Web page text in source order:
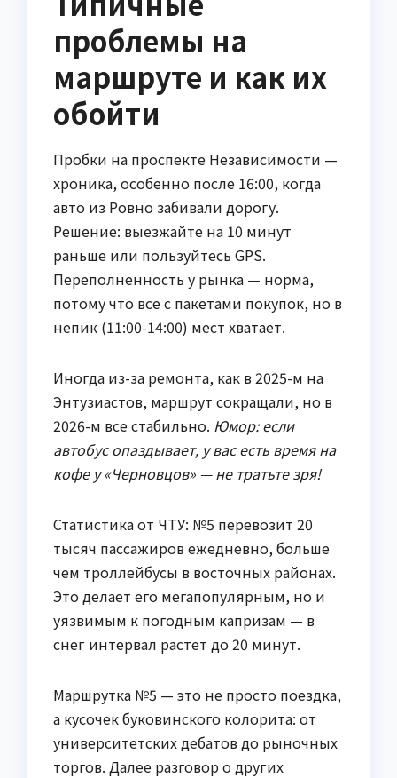
проблемы на
маршруте и как их
обойти
Пробки на проспекте Независимости —
хроника, особенно после 16:00, когда
авто из Ровно забивали дорогу.
Решение: выезжайте на 10 минут
раньше или пользуйтесь GPS.
Переполненность у рынка — норма,
потому что все с пакетами покупок, но в
непик (11:00-14:00) мест хватает.
Иногда из-за ремонта, как в 2025-м на
Энтузиастов, маршрут сокращали, но в
2026-м все стабильно. Юмор: если
автобус опаздывает, у вас есть время на
кофе у «Черновцов» — не тратьте зря!
Статистика от ЧТУ: №5 перевозит 20
тысяч пассажиров ежедневно, больше
чем троллейбусы в восточных районах.
Это делает его мегапопулярным, но и
уязвимым к погодным капризам — в
снег интервал растет до 20 минут.
Маршрутка №5 — это не просто поездка,
а кусочек буковинского колорита: от
университетских дебатов до рыночных
торгов. Далее разговор о других